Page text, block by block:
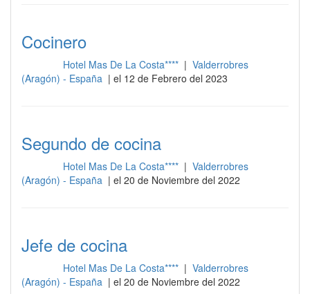
Cocinero
Hotel Mas De La Costa**** | Valderrobres
(Aragón) - España | el 12 de Febrero del 2023
Segundo de cocina
Hotel Mas De La Costa**** | Valderrobres
(Aragón) - España | el 20 de Noviembre del 2022
Jefe de cocina
Hotel Mas De La Costa**** | Valderrobres
(Aragón) - España | el 20 de Noviembre del 2022